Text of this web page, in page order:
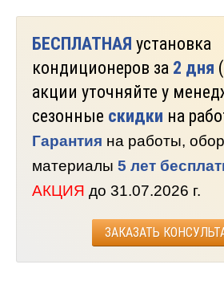
БЕСПЛАТНАЯ установка
кондиционеров за 2 дня
акции уточняйте у
сезонные скидки на
Гарантия на работы,
материалы 5 лет
АКЦИЯ до 31.07.2026 г.
ЗАКАЗАТЬ